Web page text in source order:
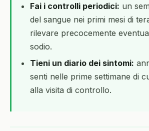
Fai i controlli periodici: un
del sangue nei primi mesi di
rilevare precocemente
sodio.
Tieni un diario dei sintomi:
senti nelle prime settimane di
alla visita di controllo.